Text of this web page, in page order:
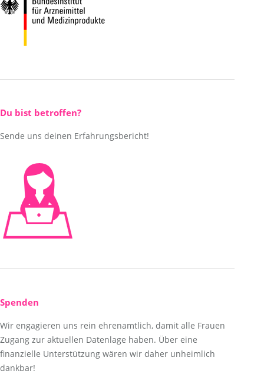
Du bist betroffen?
Sende uns deinen Erfahrungsbericht!
Spenden
Wir engagieren uns rein ehrenamtlich, damit alle Frauen
Zugang zur aktuellen Datenlage haben. Über eine
finanzielle Unterstützung wären wir daher unheimlich
dankbar!